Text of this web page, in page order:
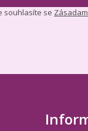
souhlasíte se